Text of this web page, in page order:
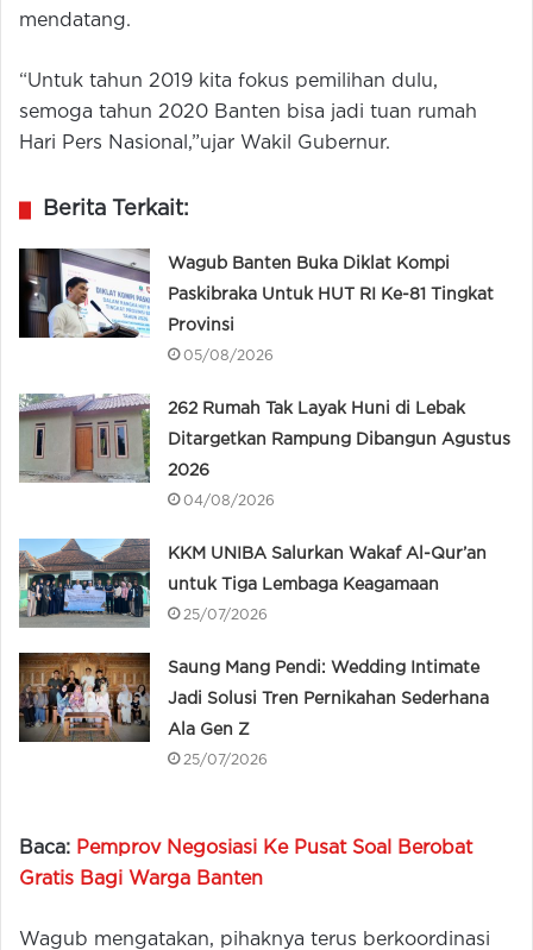
mendatang.
“Untuk tahun 2019 kita fokus pemilihan dulu,
semoga tahun 2020 Banten bisa jadi tuan rumah
Hari Pers Nasional,”ujar Wakil Gubernur.
Berita Terkait:
Wagub Banten Buka Diklat Kompi
Paskibraka Untuk HUT RI Ke-81 Tingkat
Provinsi
05/08/2026
262 Rumah Tak Layak Huni di Lebak
Ditargetkan Rampung Dibangun Agustus
2026
04/08/2026
KKM UNIBA Salurkan Wakaf Al-Qur’an
untuk Tiga Lembaga Keagamaan
25/07/2026
Saung Mang Pendi: Wedding Intimate
Jadi Solusi Tren Pernikahan Sederhana
Ala Gen Z
25/07/2026
Baca: Pemprov Negosiasi Ke Pusat Soal Berobat
Gratis Bagi Warga Banten
Wagub mengatakan, pihaknya terus berkoordinasi